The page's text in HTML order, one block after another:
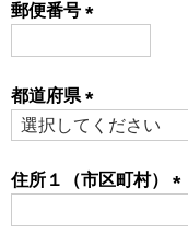
郵便番号
都道府県
(必
住所１（市区町村）